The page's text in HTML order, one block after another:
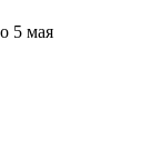
5 мая